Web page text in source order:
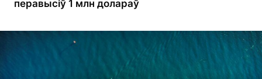
перавысіў 1 млн долараў